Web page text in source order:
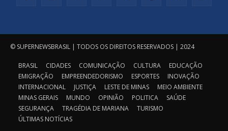
© SUPERNEWSBRASIL | TODOS OS DIREITOS RESERVADOS | 2024
BRASIL CIDADES COMUNICAÇÃO CULTURA
EDUCAÇÃO
EMIGRAÇÃO
EMPREENDEDORISMO ESPORTES
INOVAÇÃO
INTERNACIONAL
JUSTIÇA LESTE DE MINAS
MEIO AMBIENTE
MINAS GERAIS
MUNDO OPINIÃO POLITICA
SAÚDE
SEGURANÇA
TRAGÉDIA DE MARIANA
TURISMO
ÚLTIMAS NOTÍCIAS